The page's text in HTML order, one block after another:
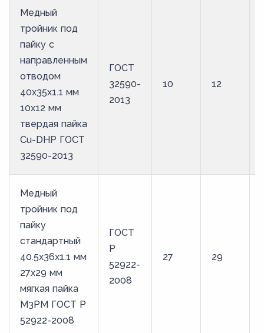
Медный
тройник под
пайку с
направленным
отводом
40х35х1.1 мм
10х12 мм
твердая пайка
Cu-DHP ГОСТ
32590-2013
ГОСТ
32590-
2013
10 12
Медный
тройник под
пайку
стандартный
40.5х36х1.1 мм
27х29 мм
мягкая пайка
М3РМ ГОСТ Р
52922-2008
ГОСТ
Р
52922-
2008
27 29